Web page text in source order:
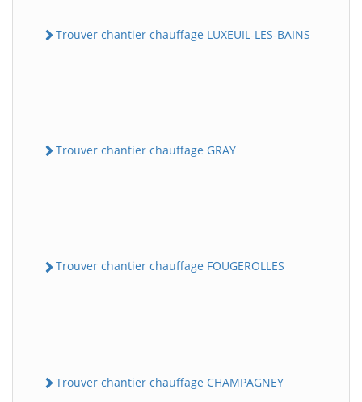
Trouver chantier chauffage LUXEUIL-LES-BAINS
Trouver chantier chauffage GRAY
Trouver chantier chauffage FOUGEROLLES
Trouver chantier chauffage CHAMPAGNEY